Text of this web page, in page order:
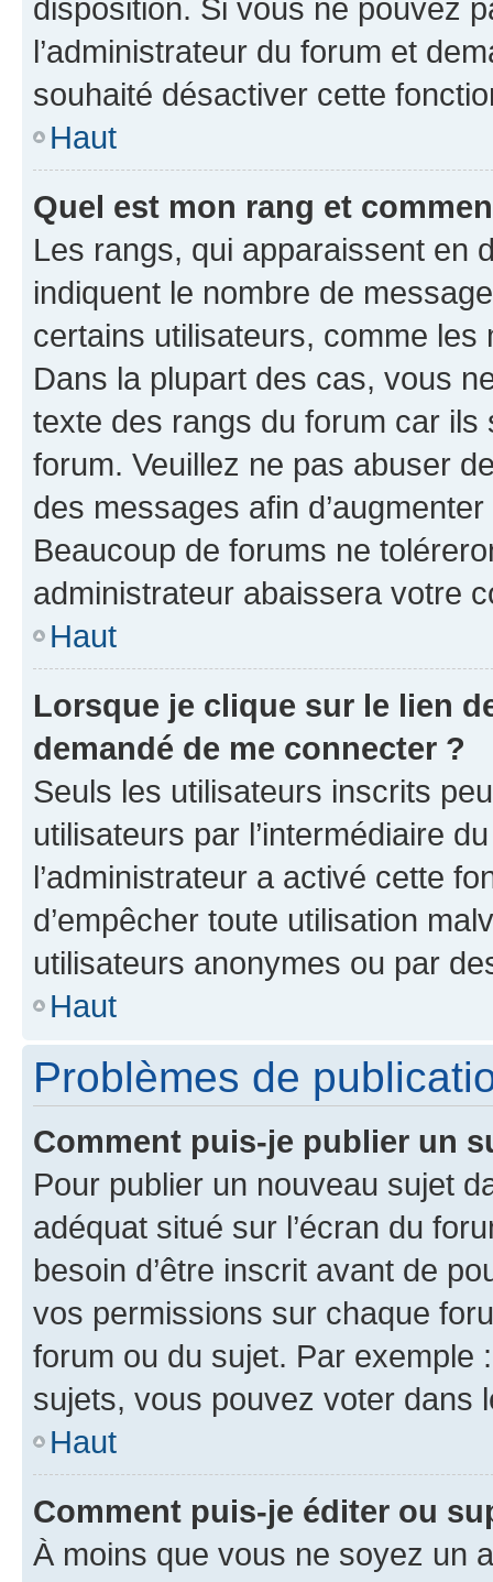
disposition. Si vous ne pouvez
l’administrateur du forum et
souhaité désactiver cette
Haut
Quel est mon rang et
Les rangs, qui apparaissent en
indiquent le nombre de
certains utilisateurs, comme
Dans la plupart des cas, vous
texte des rangs du forum car ils
forum. Veuillez ne pas abuser
des messages afin
Beaucoup de forums ne
administrateur abaissera votre
Haut
Lorsque je clique sur le lien
demandé de me connecter ?
Seuls les utilisateurs inscrits
utilisateurs par l’intermédiaire
l’administrateur a activé cette
d’empêcher toute utilisation
utilisateurs anonymes ou par
Haut
Problèmes de
Comment puis-je publier un
Pour publier un nouveau sujet
adéquat situé sur l’écran du
besoin d’être inscrit avant de
vos permissions sur chaque
forum ou du sujet. Par exemple
sujets, vous pouvez voter dans
Haut
Comment puis-je éditer ou
À moins que vous ne soyez un